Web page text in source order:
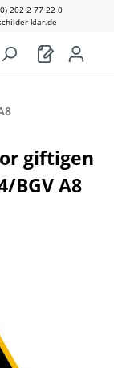
202 2 77 22 0
klar.de
giftigen
BGV A8